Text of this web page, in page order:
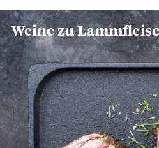
Weine zu